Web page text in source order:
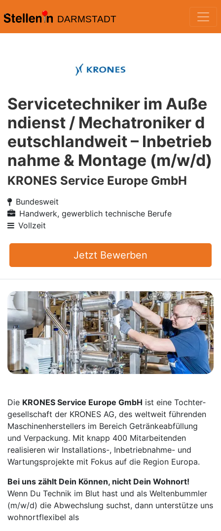
DARMSTADT
Servicetechniker im Auße
ndienst / Mechatroniker d
eutschlandweit – Inbetrieb
nahme & Montage (m/w/d)
KRONES Service Europe GmbH
Bundesweit
Handwerk, gewerblich technische Berufe
Vollzeit
Jetzt Bewerben
Die KRONES Service Europe GmbH ist eine Tochter­
gesellschaft der KRONES AG, des weltweit führenden
Maschinen­herstellers im Bereich Getränke­abfüllung
und Verpackung. Mit knapp 400 Mitarbei­tenden
realisieren wir Installations-, Inbetrieb­nahme- und
Wartungs­projekte mit Fokus auf die Region Europa.
Bei uns zählt Dein Können, nicht Dein Wohnort!
Wenn Du Technik im Blut hast und als Weltenbummler
(m/w/d) die Abwechslung suchst, dann unterstütze uns
wohnortflexibel als